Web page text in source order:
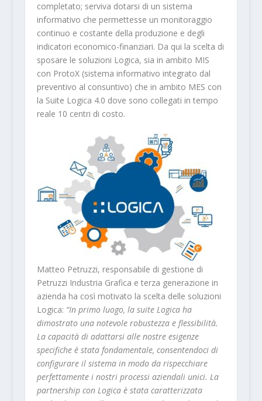
completato; serviva dotarsi di un sistema
informativo che permettesse un monitoraggio
continuo e costante della produzione e degli
indicatori economico-finanziari. Da qui la scelta di
sposare le soluzioni Logica, sia in ambito MIS
con ProtoX (sistema informativo integrato dal
preventivo al consuntivo) che in ambito MES con
la Suite Logica 4.0 dove sono collegati in tempo
reale 10 centri di costo.
Matteo Petruzzi, responsabile di gestione di
Petruzzi Industria Grafica e terza generazione in
azienda ha così motivato la scelta delle soluzioni
Logica: “In primo luogo, la suite Logica ha
dimostrato una notevole robustezza e flessibilità.
La capacità di adattarsi alle nostre esigenze
specifiche è stata fondamentale, consentendoci di
configurare il sistema in modo da rispecchiare
perfettamente i nostri processi aziendali unici. La
partnership con Logica è stata caratterizzata